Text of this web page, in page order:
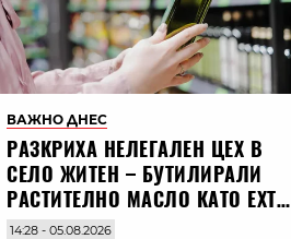
ВАЖНО ДНЕС
РАЗКРИХА НЕЛЕГАЛЕН ЦЕХ В
СЕЛО ЖИТЕН – БУТИЛИРАЛИ
РАСТИТЕЛНО МАСЛО КАТО EXTRA
VIRGIN ЗЕХТИН
14:28 - 05.08.2026